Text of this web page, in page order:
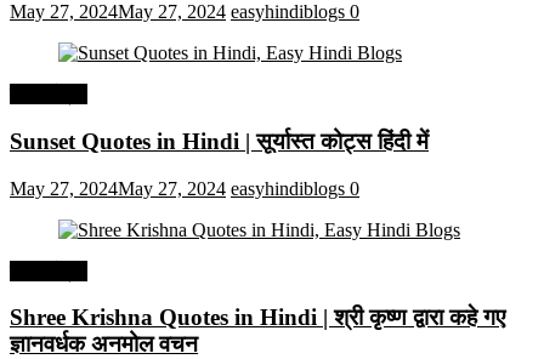
May 27, 2024May 27, 2024 easyhindiblogs 0
Sunset Quotes in Hindi | सूर्यास्त कोट्स हिंदी में
May 27, 2024May 27, 2024 easyhindiblogs 0
Shree Krishna Quotes in Hindi | श्री कृष्ण द्वारा कहे गए
ज्ञानवर्धक अनमोल वचन